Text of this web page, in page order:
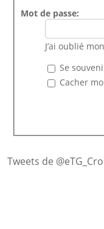
Mot de passe:
J’ai oublié
Se
Cacher
Tweets de